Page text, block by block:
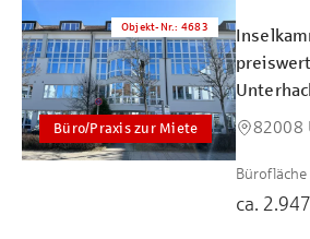
Büro/Praxis zur Miete
Objekt-Nr.: 4683
82008
Bürofläche
ca.